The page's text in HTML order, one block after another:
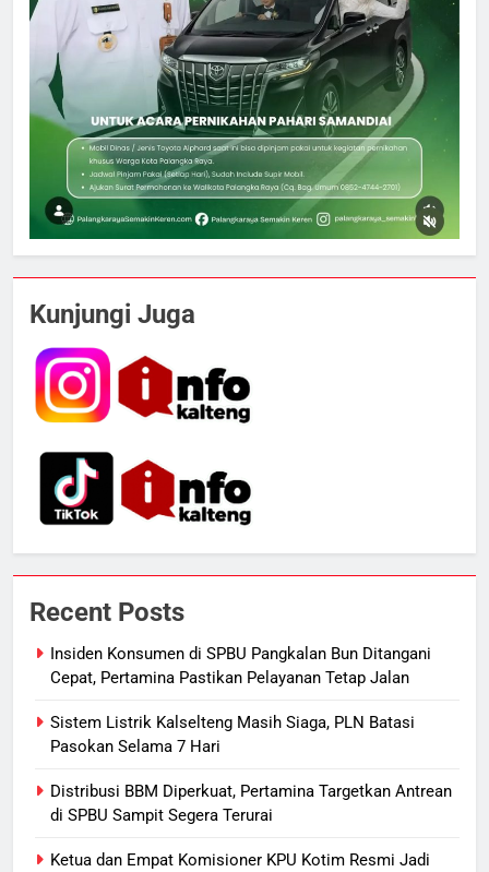
Kunjungi Juga
Recent Posts
Insiden Konsumen di SPBU Pangkalan Bun Ditangani
Cepat, Pertamina Pastikan Pelayanan Tetap Jalan
Sistem Listrik Kalselteng Masih Siaga, PLN Batasi
Pasokan Selama 7 Hari
Distribusi BBM Diperkuat, Pertamina Targetkan Antrean
di SPBU Sampit Segera Terurai
Ketua dan Empat Komisioner KPU Kotim Resmi Jadi
5
Presiden Prabowo Minta Bahlil
NUSANTARA
6
Warga Indonesia, Ada Uzumaki, D.
Luffy, Shinchan, hingga Doraemon
NUSANTARA
Mulai Diterapkan di Palangka Raya
ECONOMY
Manajemen FEB UPR Cetak
Program Magang Berdampak
ECONOMY
1